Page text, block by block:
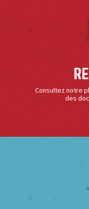
Consultez notre
des